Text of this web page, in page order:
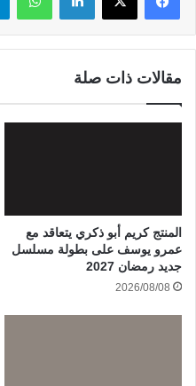
مقالات ذات صلة
المنتج كريم أبو ذكري يتعاقد مع
عمرو يوسف على بطولة مسلسل
جديد رمضان 2027
2026/08/08